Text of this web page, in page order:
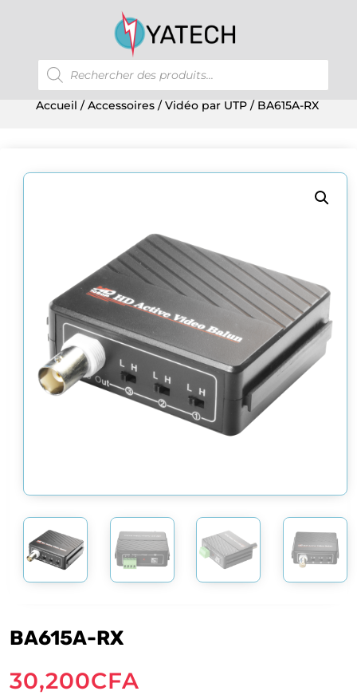
Recherche
de
produits
Accueil /Accessoires/Vidéo par UTP/ BA615A-RX
BA615A-RX
30,200CFA